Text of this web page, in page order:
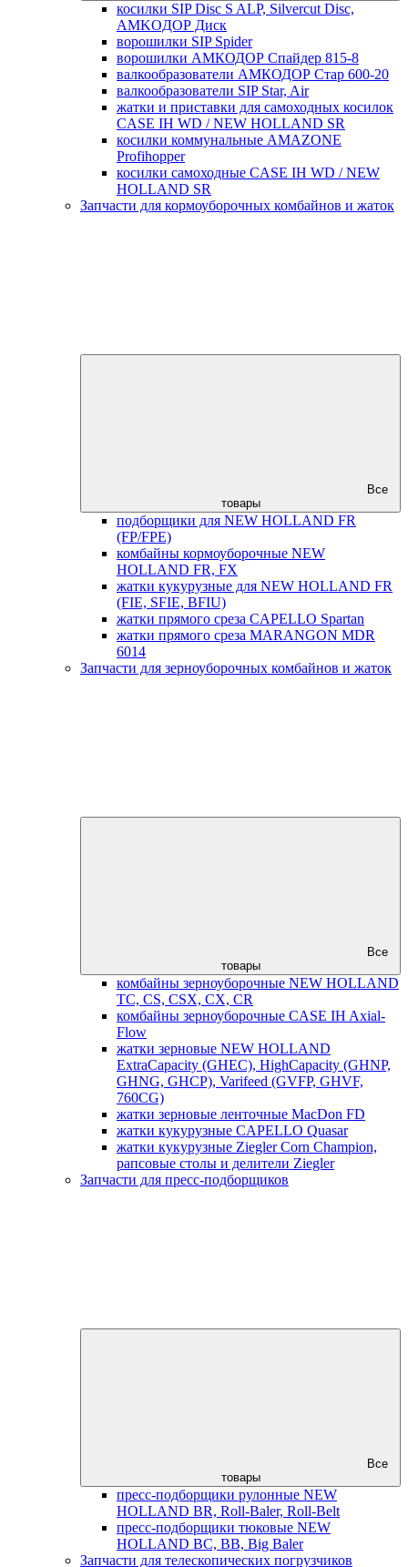
косилки SIP Disc S ALP, Silvercut Disc,
AMKOДОР Диск
ворошилки SIP Spider
ворошилки АМКОДОР Спайдер 815-8
валкообразователи АМКОДОР Стар 600-20
валкообразователи SIP Star, Air
жатки и приставки для самоходных косилок
CASE IH WD / NEW HOLLAND SR
косилки коммунальные AMAZONE
Profihopper
косилки самоходные CASE IH WD / NEW
HOLLAND SR
Запчасти для кормоуборочных комбайнов и жаток
Все
товары
подборщики для NEW HOLLAND FR
(FP/FPE)
комбайны кормоуборочные NEW
HOLLAND FR, FX
жатки кукурузные для NEW HOLLAND FR
(FIE, SFIE, BFIU)
жатки прямого среза CAPELLO Spartan
жатки прямого среза MARANGON MDR
6014
Запчасти для зерноуборочных комбайнов и жаток
Все
товары
комбайны зерноуборочные NEW HOLLAND
TC, CS, CSX, CX, CR
комбайны зерноуборочные CASE IH Axial-
Flow
жатки зерновые NEW HOLLAND
ExtraCapacity (GHEC), HighCapacity (GHNP,
GHNG, GHCP), Varifeed (GVFP, GHVF,
760CG)
жатки зерновые ленточные MacDon FD
жатки кукурузные CAPELLO Quasar
жатки кукурузные Ziegler Corn Champion,
рапсовые столы и делители Ziegler
Запчасти для пресс-подборщиков
Все
товары
пресс-подборщики рулонные NEW
HOLLAND BR, Roll-Baler, Roll-Belt
пресс-подборщики тюковые NEW
HOLLAND BC, BB, Big Baler
Запчасти для телескопических погрузчиков